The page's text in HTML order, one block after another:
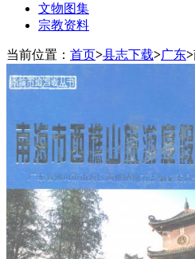
文物图集
宗教资料
当前位置： 首页>县志下载>广东>